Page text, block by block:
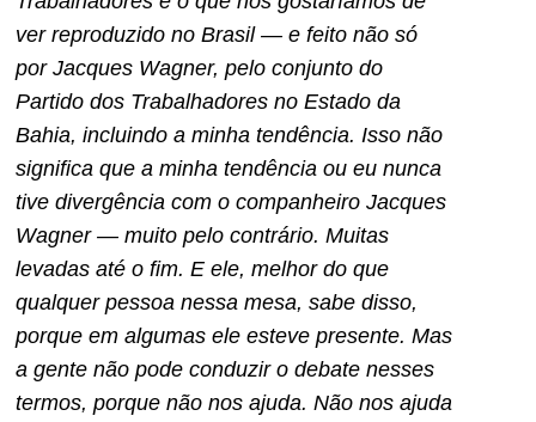
ver reproduzido no Brasil — e feito não só
por Jacques Wagner, pelo conjunto do
Partido dos Trabalhadores no Estado da
Bahia, incluindo a minha tendência. Isso não
significa que a minha tendência ou eu nunca
tive divergência com o companheiro Jacques
Wagner — muito pelo contrário. Muitas
levadas até o fim. E ele, melhor do que
qualquer pessoa nessa mesa, sabe disso,
porque em algumas ele esteve presente. Mas
a gente não pode conduzir o debate nesses
termos, porque não nos ajuda. Não nos ajuda